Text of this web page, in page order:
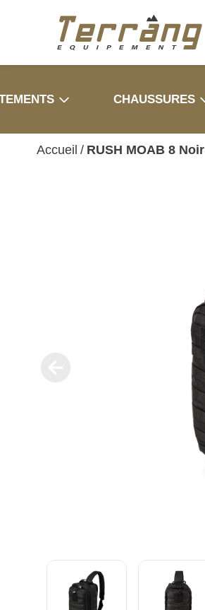
CHAUSSURES
Accueil / RUSH MOAB 8 Noir